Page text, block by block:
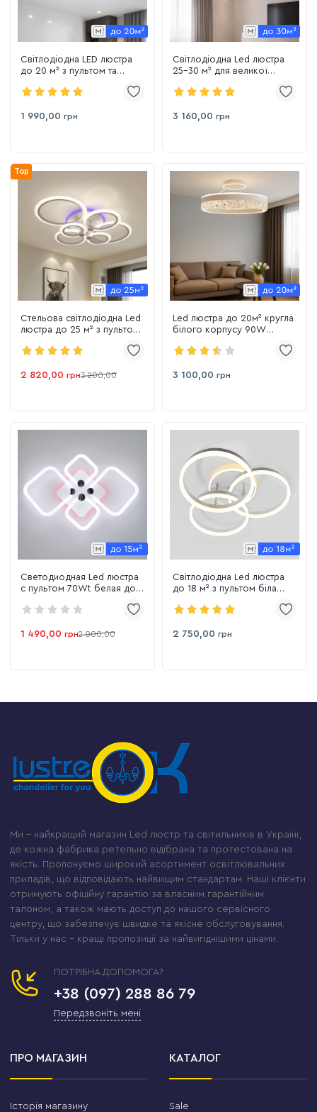
Світлодіодна LED люстра
до 20 м² з пультом та
1 990,00 грн
Світлодіодна Led люстра
25-30 м² для великої
Beans (8090/8+4WH 3color)
3 160,00 грн
Top
Стельова світлодіодна Led
люстра до 25 м² з пультом
2 820,00 грн3 200,00
Led люстра до 20м² кругла
білого корпусу 90W
3 100,00 грн
Светодиодная Led люстра
с пультом 70Wt белая до
1 490,00 грн2 000,00
Світлодіодна Led люстра
до 18 м² з пультом біла
Wh)
2 750,00 грн
Ми – найкращий магазин Led люстр та світильників в Україні,
де кожна фабрика ретельно відібрана та протестована на
якість. Пропонуємо широкий асортимент освітлювальних
приладів, що відповідають найвищим стандартам. Наші клієнти
отримують офіційну гарантію за власним гарантійним
талоном, а також мають доступ до нашого сервісного
центру, що забезпечує швидке та якісне обслуговування.
Тільки у нас – кращі пропозиції за найвигіднішими цінами.
ПОТРІБНА ДОПОМОГА?
+38 (097) 288 86 79
Передзвоніть мені
ПРО МАГАЗИН
Історія магазину
КАТАЛОГ
Sale